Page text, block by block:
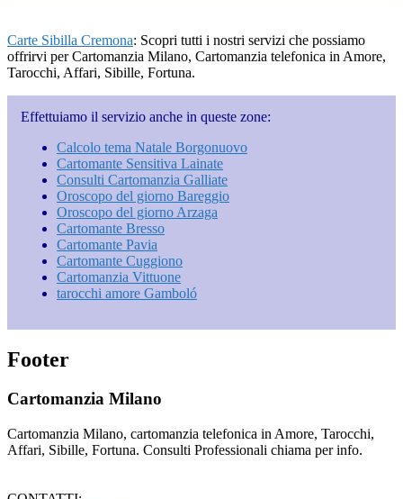
Carte Sibilla Cremona: Scopri tutti i nostri servizi che possiamo
offrirvi per Cartomanzia Milano, Cartomanzia telefonica in Amore,
Tarocchi, Affari, Sibille, Fortuna.
Effettuiamo il servizio anche in queste zone:
Calcolo tema Natale Borgonuovo
Cartomante Sensitiva Lainate
Consulti Cartomanzia Galliate
Oroscopo del giorno Bareggio
Oroscopo del giorno Arzaga
Cartomante Bresso
Cartomante Pavia
Cartomante Cuggiono
Cartomanzia Vittuone
tarocchi amore Gamboló
Footer
Cartomanzia Milano
Cartomanzia Milano, cartomanzia telefonica in Amore, Tarocchi,
Affari, Sibille, Fortuna. Consulti Professionali chiama per info.